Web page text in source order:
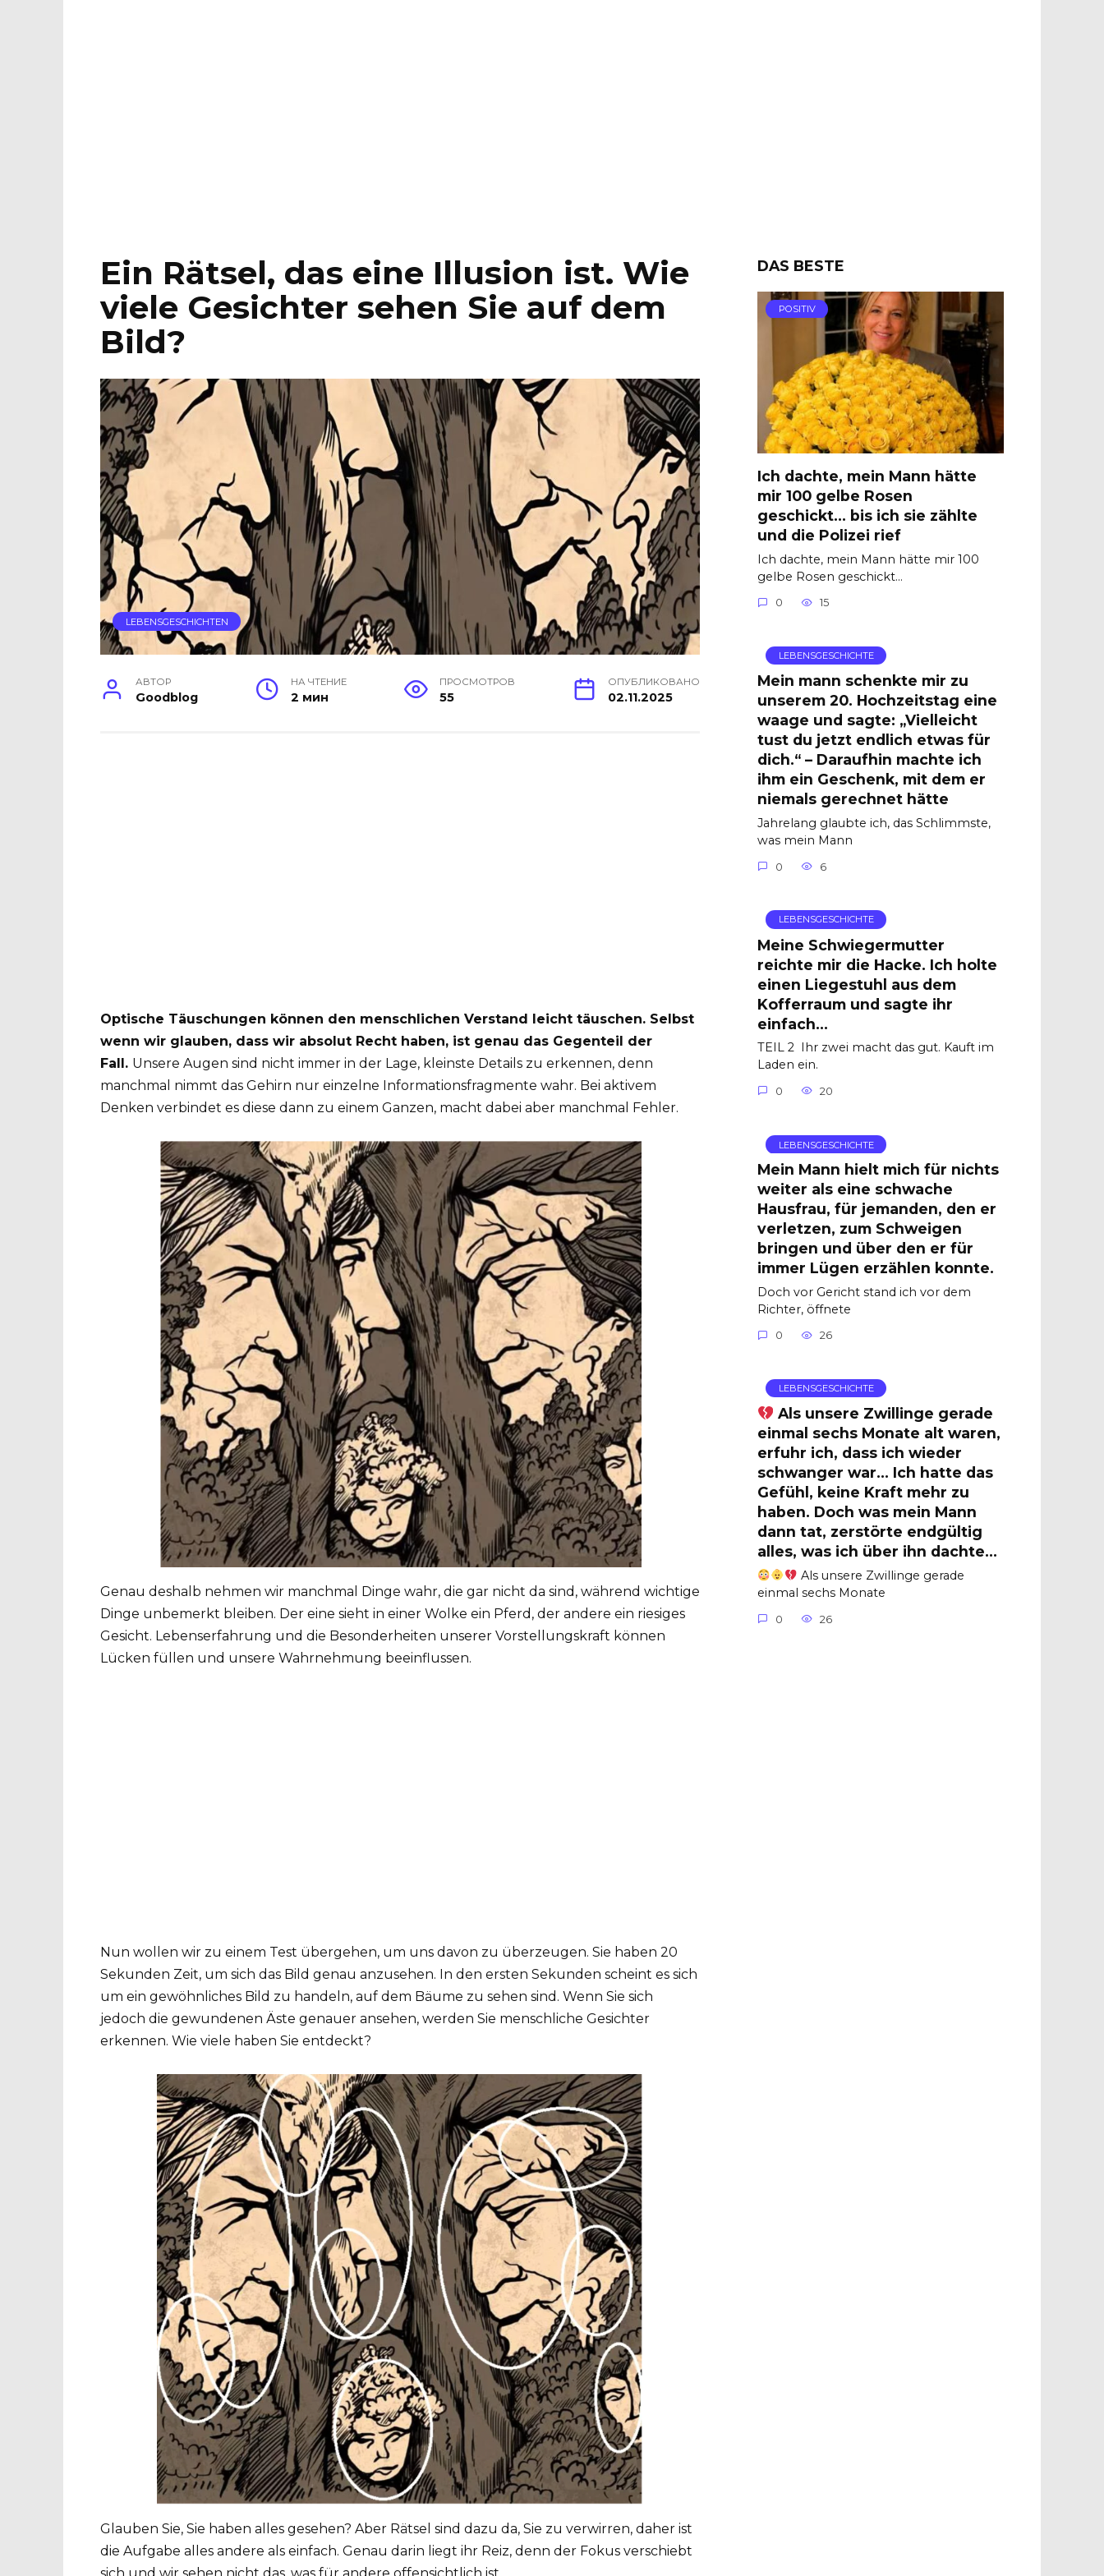
Ein Rätsel, das eine Illusion ist. Wie
viele Gesichter sehen Sie auf dem
Bild?
LEBENSGESCHICHTEN
АВТОР
Goodblog
НА ЧТЕНИЕ
2 мин
ПРОСМОТРОВ
55
ОПУБЛИКОВАНО
02.11.2025
Optische Täuschungen können den menschlichen Verstand leicht täuschen. Selbst
wenn wir glauben, dass wir absolut Recht haben, ist genau das Gegenteil der
Fall. Unsere Augen sind nicht immer in der Lage, kleinste Details zu erkennen, denn
manchmal nimmt das Gehirn nur einzelne Informationsfragmente wahr. Bei aktivem
Denken verbindet es diese dann zu einem Ganzen, macht dabei aber manchmal Fehler.
Genau deshalb nehmen wir manchmal Dinge wahr, die gar nicht da sind, während wichtige
Dinge unbemerkt bleiben. Der eine sieht in einer Wolke ein Pferd, der andere ein riesiges
Gesicht. Lebenserfahrung und die Besonderheiten unserer Vorstellungskraft können
Lücken füllen und unsere Wahrnehmung beeinflussen.
Nun wollen wir zu einem Test übergehen, um uns davon zu überzeugen. Sie haben 20
Sekunden Zeit, um sich das Bild genau anzusehen. In den ersten Sekunden scheint es sich
um ein gewöhnliches Bild zu handeln, auf dem Bäume zu sehen sind. Wenn Sie sich
jedoch die gewundenen Äste genauer ansehen, werden Sie menschliche Gesichter
erkennen. Wie viele haben Sie entdeckt?
Glauben Sie, Sie haben alles gesehen? Aber Rätsel sind dazu da, Sie zu verwirren, daher ist
die Aufgabe alles andere als einfach. Genau darin liegt ihr Reiz, denn der Fokus verschiebt
sich und wir sehen nicht das, was für andere offensichtlich ist.
DAS BESTE
POSITIV
Ich dachte, mein Mann hätte
mir 100 gelbe Rosen
geschickt… bis ich sie zählte
und die Polizei rief
Ich dachte, mein Mann hätte mir 100
gelbe Rosen geschickt…
0 15
LEBENSGESCHICHTE
Mein mann schenkte mir zu
unserem 20. Hochzeitstag eine
waage und sagte: „Vielleicht
tust du jetzt endlich etwas für
dich.“ – Daraufhin machte ich
ihm ein Geschenk, mit dem er
niemals gerechnet hätte
Jahrelang glaubte ich, das Schlimmste,
was mein Mann
0 6
LEBENSGESCHICHTE
Meine Schwiegermutter
reichte mir die Hacke. Ich holte
einen Liegestuhl aus dem
Kofferraum und sagte ihr
einfach…
TEIL 2 Ihr zwei macht das gut. Kauft im
Laden ein.
0 20
LEBENSGESCHICHTE
Mein Mann hielt mich für nichts
weiter als eine schwache
Hausfrau, für jemanden, den er
verletzen, zum Schweigen
bringen und über den er für
immer Lügen erzählen konnte.
Doch vor Gericht stand ich vor dem
Richter, öffnete
0 26
LEBENSGESCHICHTE
Als unsere Zwillinge gerade
einmal sechs Monate alt waren,
erfuhr ich, dass ich wieder
schwanger war… Ich hatte das
Gefühl, keine Kraft mehr zu
haben. Doch was mein Mann
dann tat, zerstörte endgültig
alles, was ich über ihn dachte…
Als unsere Zwillinge gerade
einmal sechs Monate
0 26